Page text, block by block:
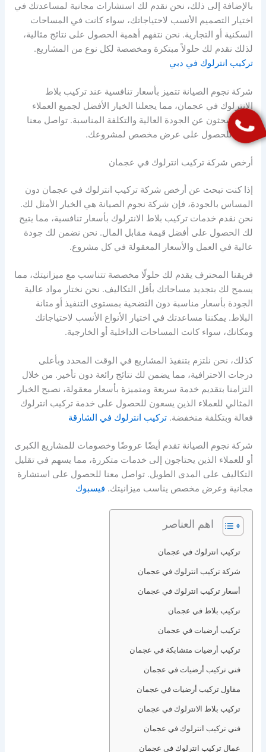
بالإضافة إلى ذلك، نحن نقدم لك استشارات مجانية لمساعدتك في
اختيار التصميم الأنسب لاحتياجاتك، سواء كانت في المساحات
السكنية أو التجارية. نحن نتفهم أهمية الحصول على نتائج مثالية،
لذلك نقدم لك حلولاً مبتكرة ومخصصة لكل نوع من المشاريع.
تركيب انترلوك في دبي
شركة نجوم الصيانة تتميز بأسعار تنافسية عند تركيب بلاط
الانترلوك في عجمان، مما يجعلنا الخيار الأفضل لجميع العملاء
الذين يبحثون عن الجودة العالية والتكلفة المناسبة. تواصل معنا
اليوم للحصول على عرض مخصص لمشروعك.
أرخص شركة تركيب انترلوك في عجمان
إذا كنت تبحث عن أرخص شركة تركيب انترلوك في عجمان دون
المساس بالجودة، فإن شركة نجوم الصيانة هي الخيار الأمثل لك.
نحن نقدم خدمات تركيب بلاط الانترلوك بأسعار تنافسية، مما يتيح
لك الحصول على أفضل قيمة مقابل المال. نحن نضمن لك جودة
عالية في العمل والأسعار المعقولة في كل مشروع.
فريقنا المحترف يقدم لك حلولًا مخصصة تتناسب مع ميزانيتك، مما
يسمح لك بتجديد مساحاتك بأقل التكاليف. نحن نختار مواد عالية
الجودة بأسعار مناسبة دون التضحية بمستوى التنفيذ أو متانة
البلاط. يمكننا مساعدتك في اختيار الأنواع الأنسب لاحتياجاتك
ومكانك، سواء كانت المساحات الداخلية أو الخارجية.
كذلك، نحن نلتزم بتنفيذ المشاريع في الوقت المحدد وبأعلى
درجات الاحترافية، مما يضمن لك نتائج رائعة دون تأخير. من خلال
التزامنا بتقديم خدمة سريعة ومتميزة بأسعار معقولة، نصبح الخيار
المثالي للعملاء الذين يسعون للحصول على خدمة تركيب انترلوك
فعالة وبتكلفة منخفضة.تركيب انترلوك في الشارقة
شركة نجوم الصيانة تقدم أيضًا عروضًا وخصومات للمشاريع الكبرى
أو للعملاء الذين يحتاجون إلى خدمات متكررة، مما يسهم في تقليل
التكاليف على المدى الطويل. تواصل معنا للحصول على استشارة
مجانية وعرض مخصص يناسب ميزانيتك. فيسبوك
اهم العناصر
تركيب انترلوك في عجمان
شركة تركيب انترلوك في عجمان
أسعار تركيب انترلوك في عجمان
تركيب بلاط في عجمان
تركيب أرضيات في عجمان
تركيب أرضيات متشابكة في عجمان
فني تركيب أرضيات في عجمان
مقاول تركيب أرضيات في عجمان
تركيب بلاط الانترلوك في عجمان
فني تركيب انترلوك في عجمان
عمال تركيب انترلوك في عجمان